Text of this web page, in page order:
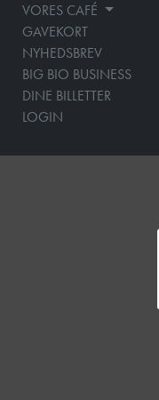
VORES CAFÉ
GAVEKORT
NYHEDSBREV
BIG BIO BUSINESS
DINE BILLETTER
LOGIN